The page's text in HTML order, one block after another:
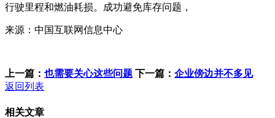
行驶里程和燃油耗损。成功避免库存问题，
来源：中国互联网信息中心
上一篇： 也需要关心这些问题 下一篇： 企业傍边并不多见
返回列表
相关文章